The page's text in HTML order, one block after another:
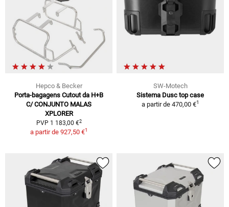
Hepco & Becker
Porta-bagagens Cutout da H+B
C/ CONJUNTO MALAS
XPLORER
PVP 1 183,00 €2
a partir de 927,50 €1
SW-Motech
Sistema Dusc top case
a partir de 470,00 €1